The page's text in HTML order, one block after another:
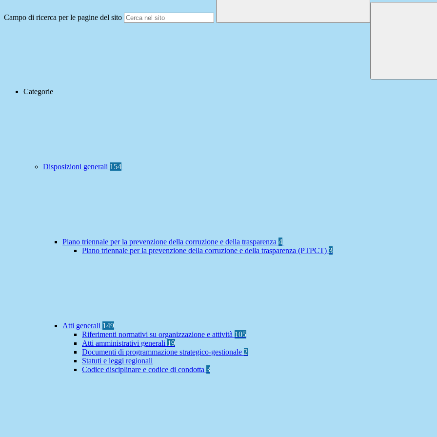
Campo di ricerca per le pagine del sito
Categorie
Disposizioni generali 154
Piano triennale per la prevenzione della corruzione e della trasparenza 4
Piano triennale per la prevenzione della corruzione e della trasparenza (PTPCT) 3
Atti generali 149
Riferimenti normativi su organizzazione e attività 105
Atti amministrativi generali 19
Documenti di programmazione strategico-gestionale 2
Statuti e leggi regionali
Codice disciplinare e codice di condotta 3